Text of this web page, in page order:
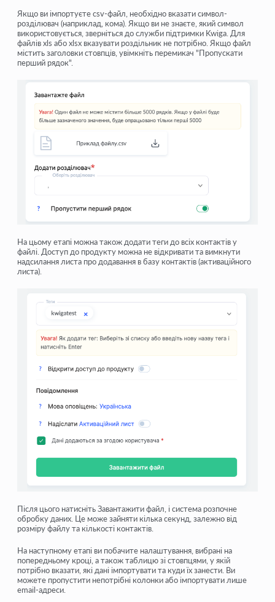
Якщо ви імпортуєтеcsv-файл, необхідно вказатисимвол-
розділювач (наприклад, кома). Якщо ви не знаєте, який символ
використовується, зверніться до служби підтримки Kwiga. Для
файлівxls абоxlsx вказувати роздільник не потрібно. Якщо файл
містить заголовки стовпців, увімкніть перемикач "Пропускати
перший рядок".
На цьому етапі можна також додати теги до всіх контактів у
файлі. Доступ до продукту можна не відкривати та вимкнути
надсилання листа про додавання в базу контактів (активаційного
листа).
Після цього натиснітьЗавантажити файл , і система розпочне
обробку даних . Це може зайняти кілька секунд , залежно від
розміру файлу та кількості контактів.
На наступному етапі ви побачите налаштування, вибрані на
попередньому кроці , а також таблицю зі стовпцями, у якій
потрібно вказати, які дані імпортувати та куди їх занести. Ви
можете пропустити непотрібні колонкиабо імпортувати лише
email-адреси